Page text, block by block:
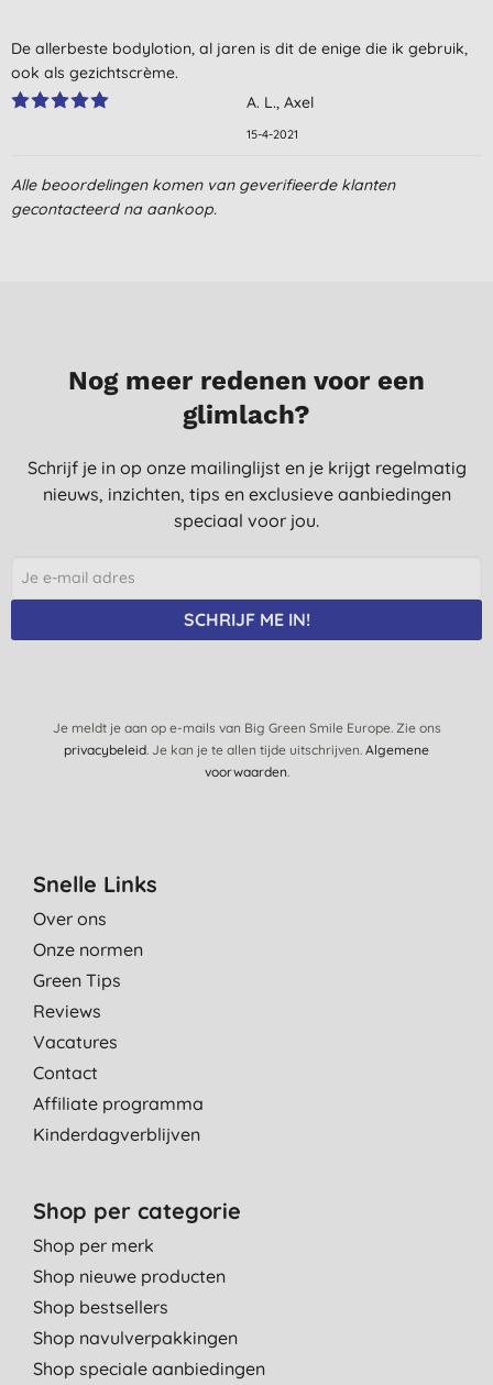
De allerbeste bodylotion, al jaren is dit de enige die ik gebruik,
ook als gezichtscrème.
A. L., Axel
15-4-2021
Alle beoordelingen komen van geverifieerde klanten
gecontacteerd na aankoop.
Nog meer redenen voor een
glimlach?
Schrijf je in op onze mailinglijst en je krijgt regelmatig
nieuws, inzichten, tips en exclusieve aanbiedingen
speciaal voor jou.
SCHRIJF ME IN!
Je meldt je aan op e-mails van Big Green Smile Europe. Zie ons
privacybeleid. Je kan je te allen tijde uitschrijven. Algemene
voorwaarden.
Snelle Links
Over ons
Onze normen
Green Tips
Reviews
Vacatures
Contact
Affiliate programma
Kinderdagverblijven
Shop per categorie
Shop per merk
Shop nieuwe producten
Shop bestsellers
Shop navulverpakkingen
Shop speciale aanbiedingen